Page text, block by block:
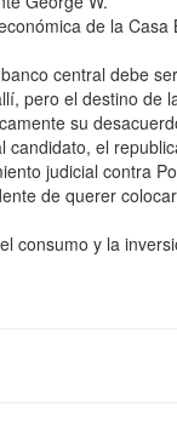
de la
central debe
pero el destino de
su
el
judicial contra
de querer
consumo y la